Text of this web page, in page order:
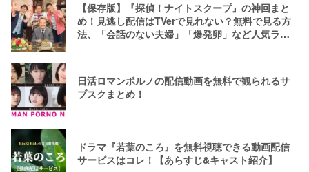
【保存版】『探偵！ナイトスクープ』の神回まと
め！見逃し配信はTVerで見れない？無料で見る方
法、「会話のない夫婦」「爆発卵」など人気ラン
日活ロマンポルノの配信動画を無料で観られるサ
ブスクまとめ！
ドラマ『若葉のころ』を無料視聴できる動画配信
サービスはコレ！【あらすじ&キャスト紹介】